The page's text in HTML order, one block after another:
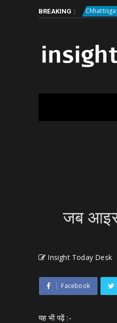
Friday, August 7
BREAKING :Chhattisgarh
जब
Insight Today Desk
Facebook
यह भी पढ़ें :-